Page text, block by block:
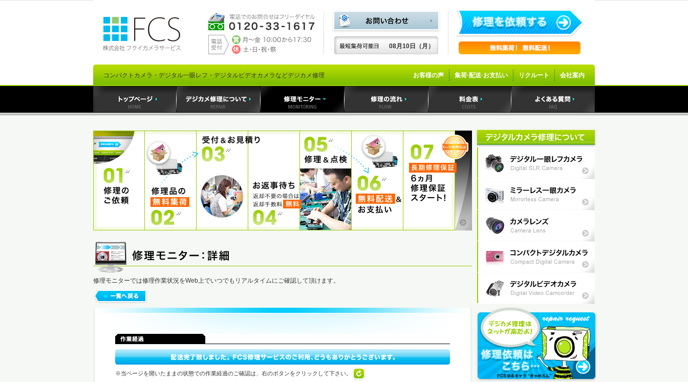
08月10日（月）
コンパクトカメラ・デジタル一眼レフ・デジタルビデオカメラなどデジカメ修理 会社案内
リクルート
集荷·配送·お支払い
お客様の声
修理モニターでは修理作業状況をWeb上でいつでもリアルタイムにご確認して頂けます。
※当ページを開いたままの状態での作業経過のご確認は、右のボタンをクリックして下さい。